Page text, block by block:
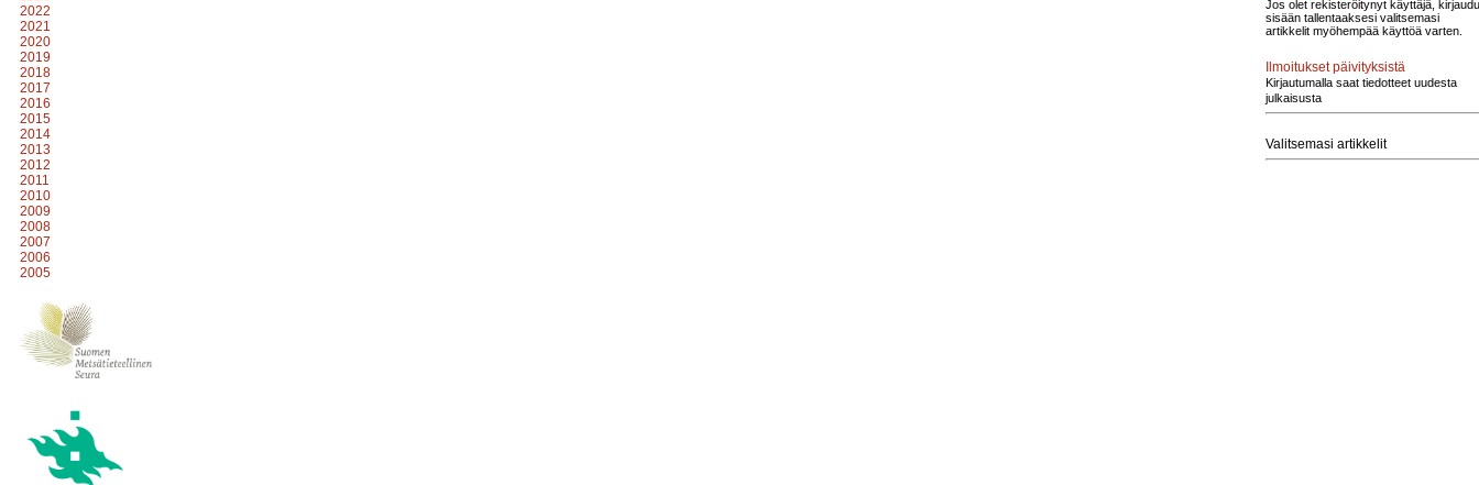
2022
2021
2020
2019
2018
2017
2016
2015
2014
2013
2012
2011
2010
2009
2008
2007
2006
2005
Jos olet rekisteröitynyt käyttäjä, kirjaudu
sisään tallentaaksesi valitsemasi
artikkelit myöhempää käyttöä varten.
Ilmoitukset päivityksistä
Kirjautumalla saat tiedotteet uudesta
julkaisusta
Valitsemasi artikkelit